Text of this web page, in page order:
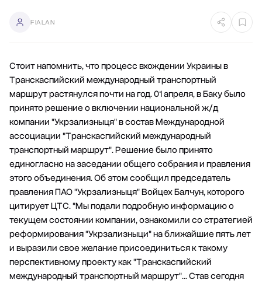
FIALAN
Стоит напомнить, что процесс вхождении Украины в
Транскаспийский международный транспортный
маршрут растянулся почти на год. 01 апреля, в Баку было
принято решение о включении национальной ж/д
компании "Укрзализныця" в состав Международной
ассоциации "Транскаспийский международный
транспортный маршрут". Решение было принято
единогласно на заседании общего собрания и правления
этого объединения. Об этом сообщил председатель
правления ПАО "Укрзализныця" Войцех Балчун, которого
цитирует ЦТС. "Мы подали подробную информацию о
текущем состоянии компании, ознакомили со стратегией
реформирования "Укрзализныци" на ближайшие пять лет
и выразили свое желание присоединиться к такому
перспективному проекту как "Транскаспийский
международный транспортный маршрут"… Став сегодня